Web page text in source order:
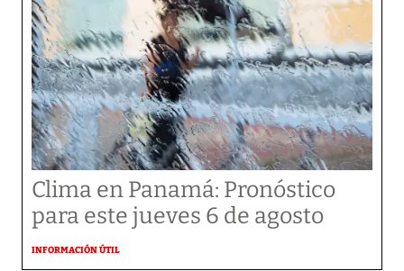
Clima en Panamá: Pronóstico
para este jueves 6 de agosto
INFORMACIÓN ÚTIL